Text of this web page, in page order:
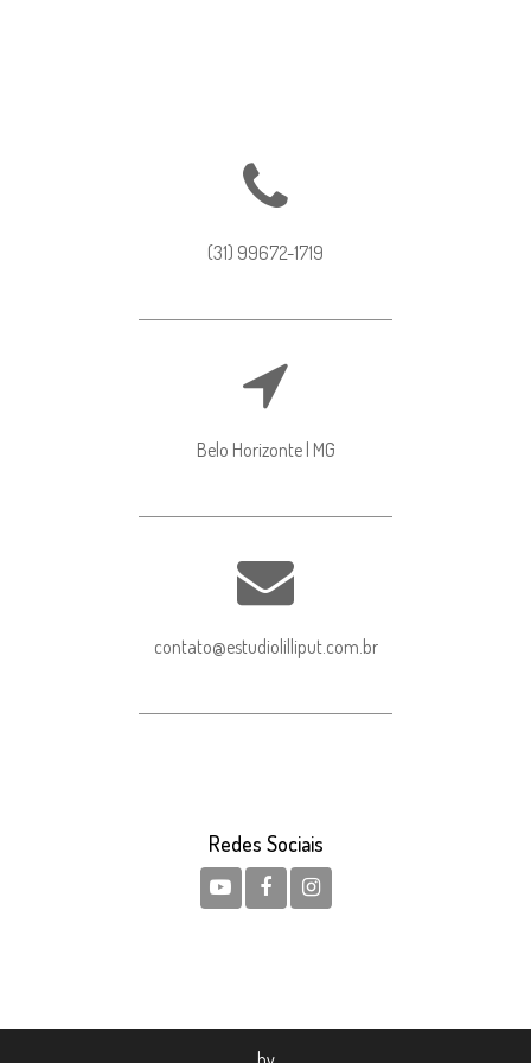
(31) 99672-1719
Belo Horizonte | MG
contato@estudiolilliput.com.br
Redes Sociais